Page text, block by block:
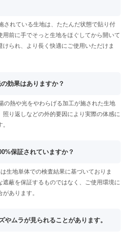
されている生地は、たたんだ状態で貼り付
用前に手でそっと生地をほぐしてから開いて
られ、より長く快適にご使用いただけま
効果はありますか？
の熱や光をやわらげる加工が施された生地
照り返しなどの外的要因により実際の体感に
保証されていますか？
生地単体での検査結果に基づいておりま
蔽を保証するものではなく、ご使用環境に
あります。
やムラが見られることがあります。